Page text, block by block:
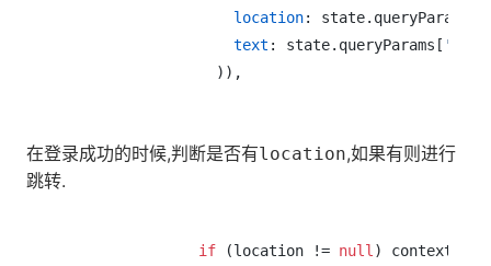
location: state.queryParams[
text : state.queryParams[
在登录成功的时候,判断是否有location,如果有则进行
跳转.
if (location != null ) context.go(